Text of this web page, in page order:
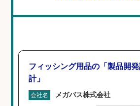
フィッシング用品の「製品開
計」
会社名 メガバス株式会社